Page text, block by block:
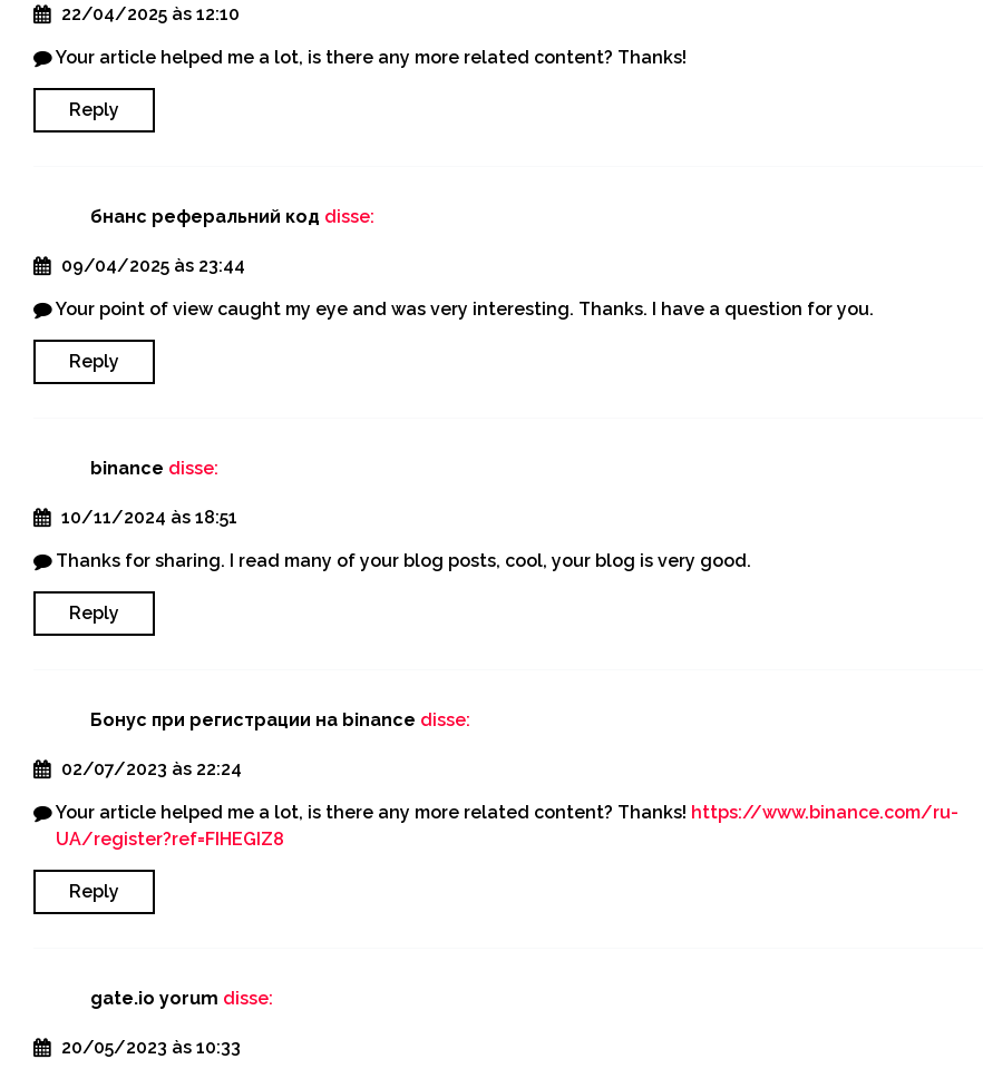
22/04/2025 às 12:10
Your article helped me a lot, is there any more related content? Thanks!
Reply
бнанс реферальний код disse:
09/04/2025 às 23:44
Your point of view caught my eye and was very interesting. Thanks. I have a question for you.
Reply
binance disse:
10/11/2024 às 18:51
Thanks for sharing. I read many of your blog posts, cool, your blog is very good.
Reply
Бонус при регистрации на binance disse:
02/07/2023 às 22:24
Your article helped me a lot, is there any more related content? Thanks! https://www.binance.com/ru-
UA/register?ref=FIHEGIZ8
Reply
gate.io yorum disse:
20/05/2023 às 10:33